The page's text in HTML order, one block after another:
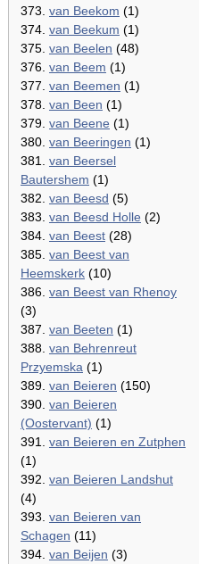
373. van Beekom (1)
374. van Beekum (1)
375. van Beelen (48)
376. van Beem (1)
377. van Beemen (1)
378. van Been (1)
379. van Beene (1)
380. van Beeringen (1)
381. van Beersel
Bautershem (1)
382. van Beesd (5)
383. van Beesd Holle (2)
384. van Beest (28)
385. van Beest van
Heemskerk (10)
386. van Beest van Rhenoy
(3)
387. van Beeten (1)
388. van Behrenreut
Przyemska (1)
389. van Beieren (150)
390. van Beieren
(Oostervant) (1)
391. van Beieren en Zutphen
(1)
392. van Beieren Landshut
(4)
393. van Beieren van
Schagen (11)
394. van Beijen (3)